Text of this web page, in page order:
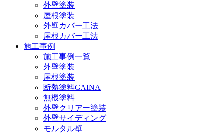
外壁塗装
屋根塗装
外壁カバー工法
屋根カバー工法
施工事例
施工事例一覧
外壁塗装
屋根塗装
断熱塗料GAINA
無機塗料
外壁クリアー塗装
外壁サイディング
モルタル壁